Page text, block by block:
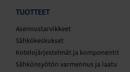
TUOTTEET
Asennustarvikkeet
Sähkökeskukset
Kotelojärjestelmät ja komponentit
Sähkönsyötön varmennus ja laatu